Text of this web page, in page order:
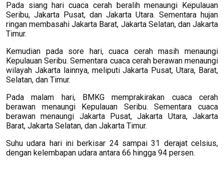
Pada siang hari cuaca cerah beralih menaungi Kepulauan
Seribu, Jakarta Pusat, dan Jakarta Utara. Sementara hujan
ringan membasahi Jakarta Barat, Jakarta Selatan, dan Jakarta
Timur.
Kemudian pada sore hari, cuaca cerah masih menaungi
Kepulauan Seribu. Sementara cuaca cerah berawan menaungi
wilayah Jakarta lainnya, meliputi Jakarta Pusat, Utara, Barat,
Selatan, dan Timur.
Pada malam hari, BMKG memprakirakan cuaca cerah
berawan menaungi Kepulauan Seribu. Sementara cuaca
berawan menaungi Jakarta Pusat, Jakarta Utara, Jakarta
Barat, Jakarta Selatan, dan Jakarta Timur.
Suhu udara hari ini berkisar 24 sampai 31 derajat celsius,
dengan kelembapan udara antara 66 hingga 94 persen.